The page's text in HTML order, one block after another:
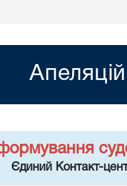
Єдиний Контакт-